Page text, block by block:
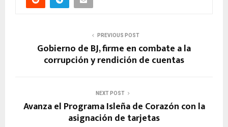
PREVIOUS POST
Gobierno de BJ, firme en combate a la
corrupción y rendición de cuentas
NEXT POST
Avanza el Programa Isleña de Corazón con la
asignación de tarjetas